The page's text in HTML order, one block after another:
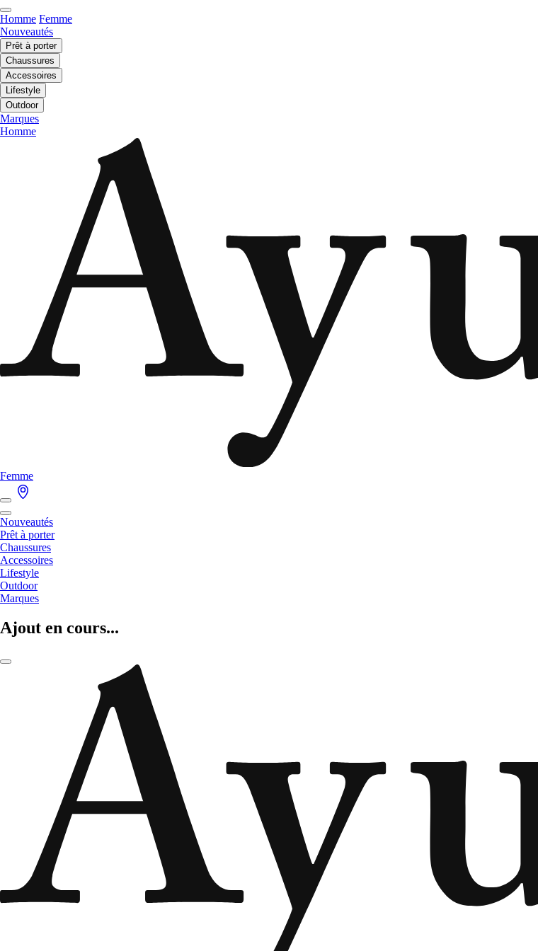
Homme Femme
Nouveautés
Prêt à porter
Chaussures
Accessoires
Lifestyle
Outdoor
Marques
Homme
Femme
Nouveautés
Prêt à porter
Chaussures
Accessoires
Lifestyle
Outdoor
Marques
Ajout en cours...